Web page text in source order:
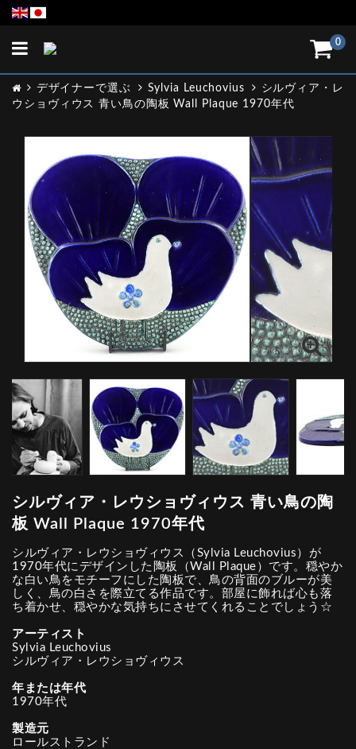
0
Toggle
デザイナーで選ぶ Sylvia Leuchovius
シルヴィア・レ
ウショヴィウス 青い鳥の陶板 Wall Plaque 1970年代
シルヴィア・レウショヴィウス 青い鳥の陶
板 Wall Plaque 1970年代
シルヴィア・レウショヴィウス（Sylvia Leuchovius）が
1970年代にデザインした陶板（Wall Plaque）です。穏やか
な白い鳥をモチーフにした陶板で、鳥の背面のブルーが美
しく、鳥の白さを際立てる作品です。部屋に飾れば心も落
ち着かせ、穏やかな気持ちにさせてくれることでしょう☆
アーティスト
Sylvia Leuchovius
シルヴィア・レウショヴィウス
年または年代
1970年代
製造元
ロールストランド